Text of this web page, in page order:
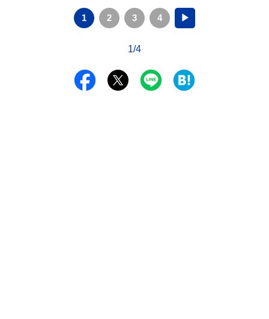
1 2 3 4 ▶
1/4